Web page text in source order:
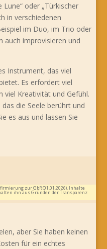
Lune“ oder „Türkischer
in verschiedenen
im Duo, im Trio oder
auch improvisieren und
Instrument, das viel
Es erfordert viel
viel Kreativität und Gefühl.
die Seele berührt und
es aus und lassen Sie
zur GbR (01.01.2026). Inhalte
ihn aus Gründen der Transparenz
aber Sie haben keinen
für ein echtes